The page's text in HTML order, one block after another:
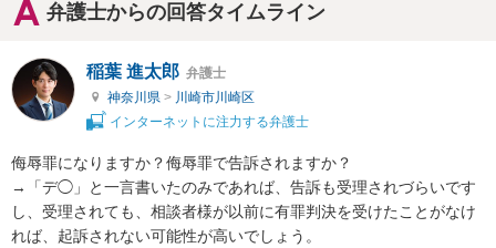
弁護士からの回答タイムライン
稲葉 進太郎 弁護士
神奈川県 > 川崎市川崎区
インターネットに注力する弁護士
侮辱罪になりますか？侮辱罪で告訴されますか？
→「デ◯」と一言書いたのみであれば、告訴も受理されづらいです
し、受理されても、相談者様が以前に有罪判決を受けたことがなけ
れば、起訴されない可能性が高いでしょう。